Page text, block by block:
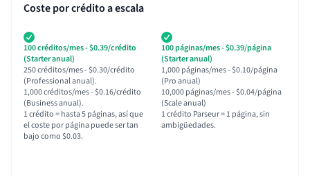
Coste por crédito a escala
100 créditos/mes - $0.39/crédito
(Starter anual)
250 créditos/mes - $0.30/crédito
(Professional anual).
1,000 créditos/mes - $0.16/crédito
(Business anual).
1 crédito = hasta 5 páginas, así que
el coste por página puede ser tan
bajo como $0.03.
100 páginas/mes - $0.39/página
(Starter anual)
1,000 páginas/mes - $0.10/página
(Pro anual)
10,000 páginas/mes - $0.04/página
(Scale anual)
1 crédito Parseur = 1 página, sin
ambigüedades.